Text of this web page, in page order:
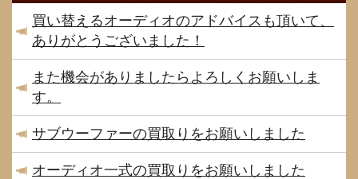
買い替えるオーディオのアドバイスも頂いて、
ありがとうございました！
また機会がありましたらよろしくお願いしま
す。
サブウーファーの買取りをお願いしました
オーディオ一式の買取りをお願いしました